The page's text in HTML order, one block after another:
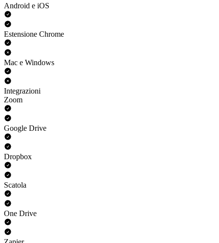
Android e iOS
Estensione Chrome
Mac e Windows
Integrazioni
Zoom
Google Drive
Dropbox
Scatola
One Drive